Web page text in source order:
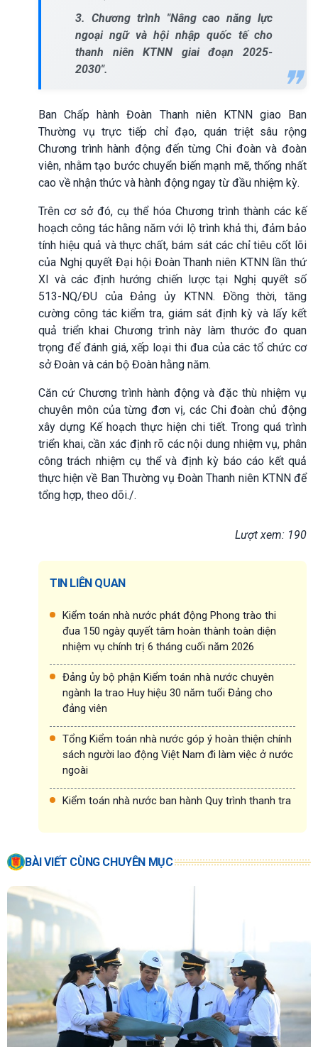
3. Chương trình "Nâng cao năng lực
ngoại ngữ và hội nhập quốc tế cho
thanh niên KTNN giai đoạn 2025-
2030".
Ban Chấp hành Đoàn Thanh niên KTNN giao Ban
Thường vụ trực tiếp chỉ đạo, quán triệt sâu rộng
Chương trình hành động đến từng Chi đoàn và đoàn
viên, nhằm tạo bước chuyển biến mạnh mẽ, thống nhất
cao về nhận thức và hành động ngay từ đầu nhiệm kỳ.
Trên cơ sở đó, cụ thể hóa Chương trình thành các kế
hoạch công tác hằng năm với lộ trình khả thi, đảm bảo
tính hiệu quả và thực chất, bám sát các chỉ tiêu cốt lõi
của Nghị quyết Đại hội Đoàn Thanh niên KTNN lần thứ
XI và các định hướng chiến lược tại Nghị quyết số
513-NQ/ĐU của Đảng ủy KTNN. Đồng thời, tăng
cường công tác kiểm tra, giám sát định kỳ và lấy kết
quả triển khai Chương trình này làm thước đo quan
trọng để đánh giá, xếp loại thi đua của các tổ chức cơ
sở Đoàn và cán bộ Đoàn hằng năm.
Căn cứ Chương trình hành động và đặc thù nhiệm vụ
chuyên môn của từng đơn vị, các Chi đoàn chủ động
xây dựng Kế hoạch thực hiện chi tiết. Trong quá trình
triển khai, cần xác định rõ các nội dung nhiệm vụ, phân
công trách nhiệm cụ thể và định kỳ báo cáo kết quả
thực hiện về Ban Thường vụ Đoàn Thanh niên KTNN để
tổng hợp, theo dõi./.
Lượt xem: 190
TIN LIÊN QUAN
Kiểm toán nhà nước phát động Phong trào thi
đua 150 ngày quyết tâm hoàn thành toàn diện
nhiệm vụ chính trị 6 tháng cuối năm 2026
Đảng ủy bộ phận Kiểm toán nhà nước chuyên
ngành Ia trao Huy hiệu 30 năm tuổi Đảng cho
đảng viên
Tổng Kiểm toán nhà nước góp ý hoàn thiện chính
sách người lao động Việt Nam đi làm việc ở nước
ngoài
Kiểm toán nhà nước ban hành Quy trình thanh tra
BÀI VIẾT CÙNG CHUYÊN MỤC